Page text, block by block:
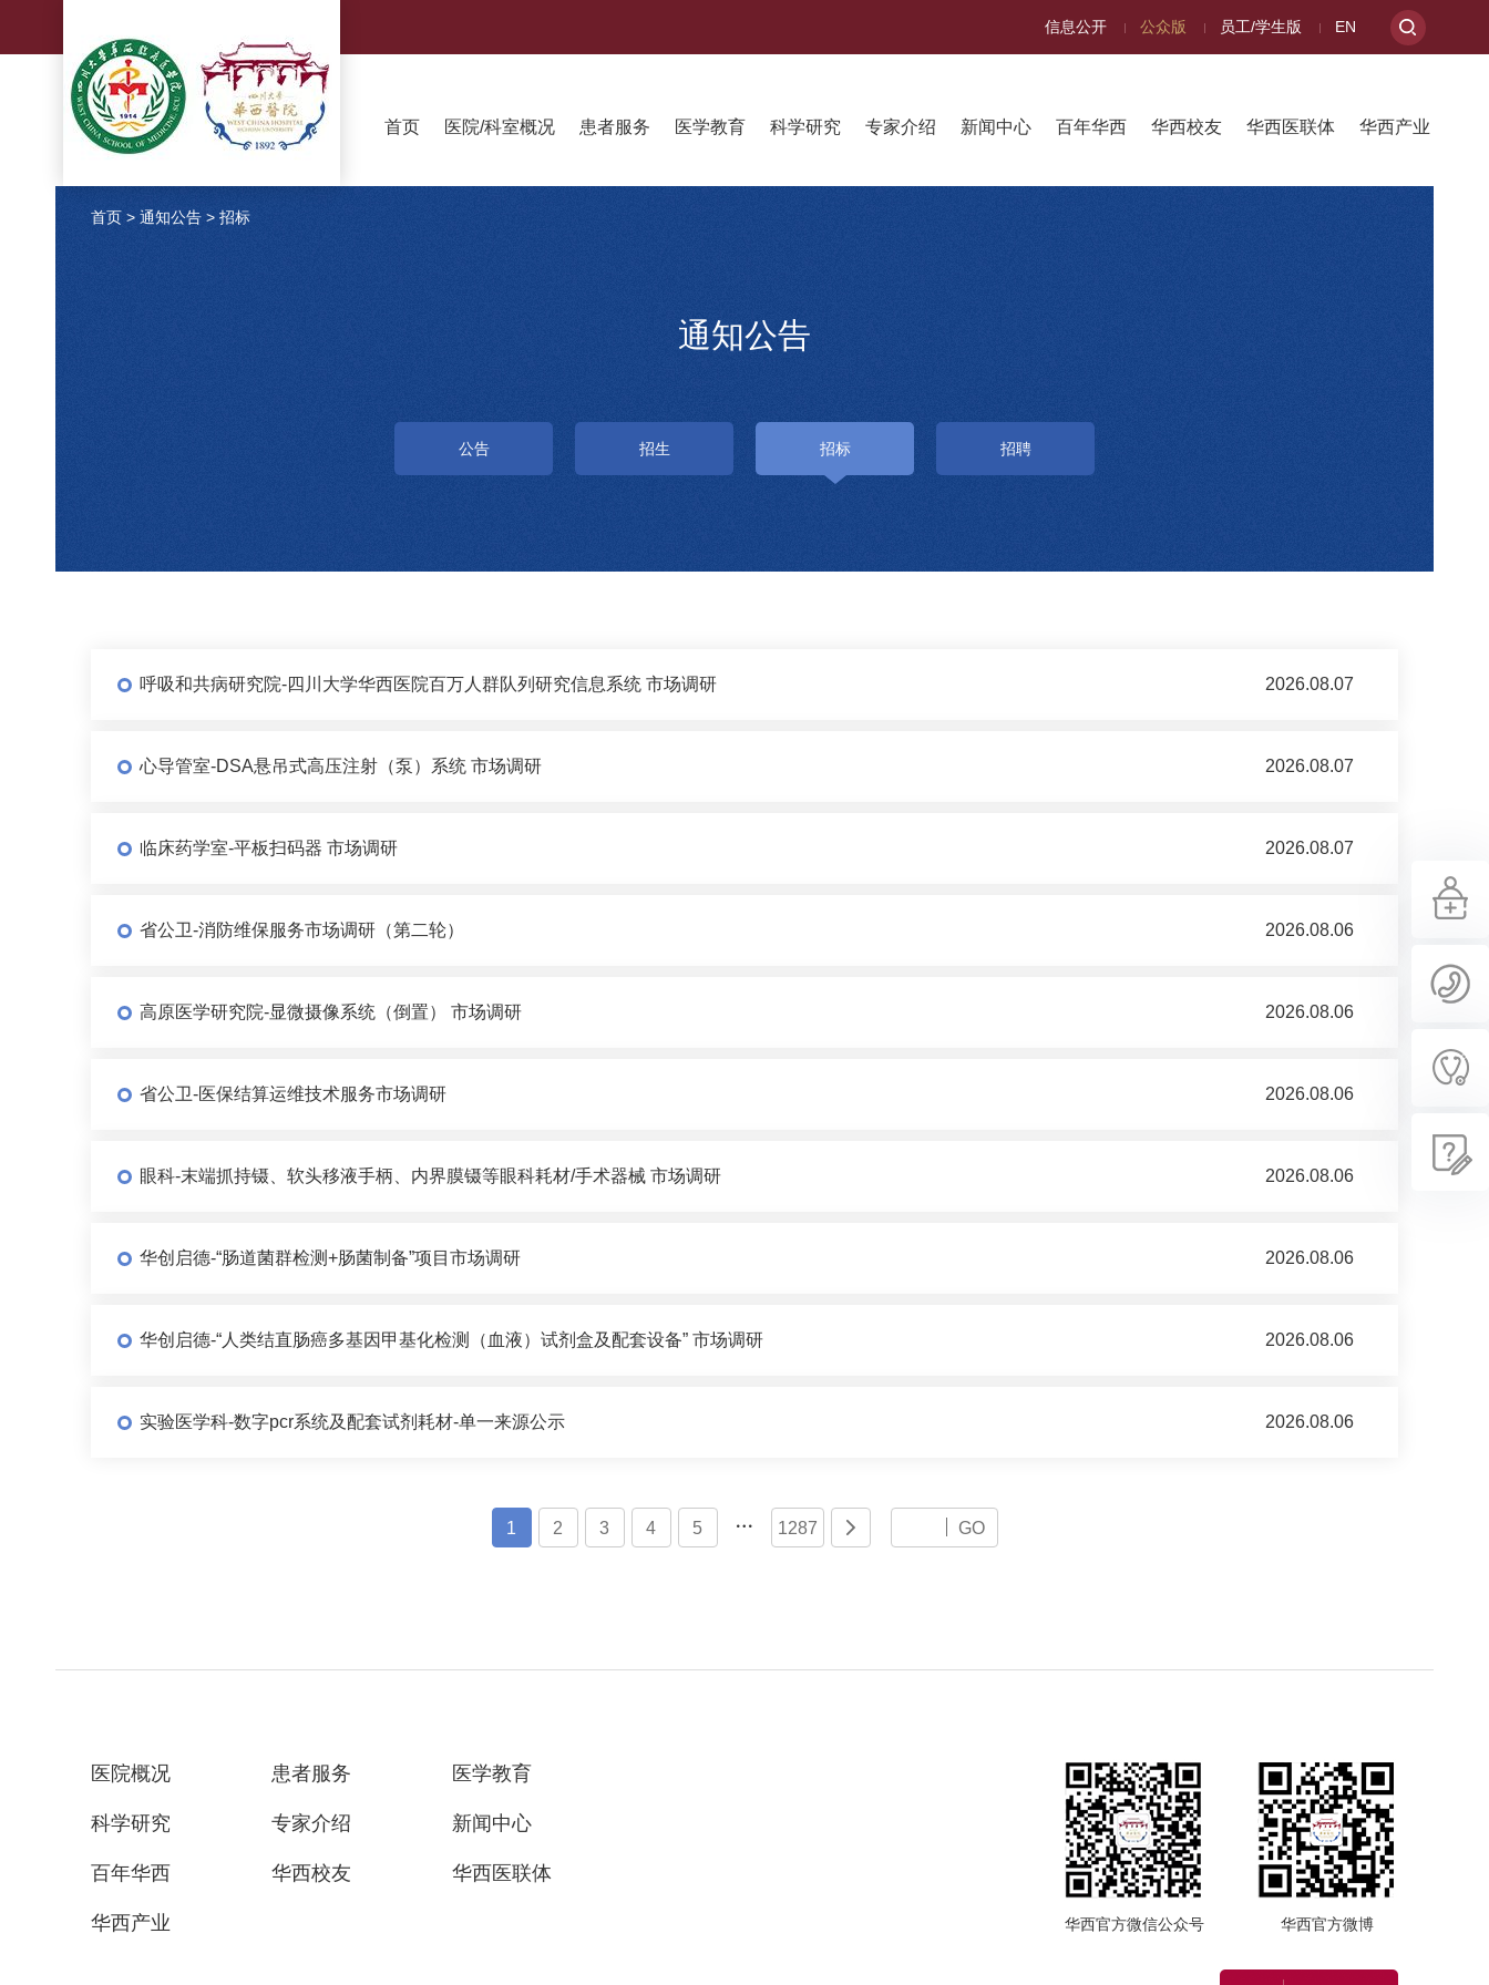
信息公开 公众版 员工/学生版 EN
首页 医院/科室概况 患者服务 医学教育 科学研究 专家介绍 新闻中心 百年华西 华西校友 华西医联体 华西产业
首页 > 通知公告 > 招标
通知公告
公告 招生 招标 招聘
呼吸和共病研究院-四川大学华西医院百万人群队列研究信息系统 市场调研 2026.08.07
心导管室-DSA悬吊式高压注射（泵）系统 市场调研 2026.08.07
临床药学室-平板扫码器 市场调研 2026.08.07
省公卫-消防维保服务市场调研（第二轮） 2026.08.06
高原医学研究院-显微摄像系统（倒置） 市场调研 2026.08.06
省公卫-医保结算运维技术服务市场调研 2026.08.06
眼科-末端抓持镊、软头移液手柄、内界膜镊等眼科耗材/手术器械 市场调研 2026.08.06
华创启德-“肠道菌群检测+肠菌制备”项目市场调研 2026.08.06
华创启德-“人类结直肠癌多基因甲基化检测（血液）试剂盒及配套设备” 市场调研 2026.08.06
实验医学科-数字pcr系统及配套试剂耗材-单一来源公示 2026.08.06
1 2 3 4 5  1287  GO
医院概况 患者服务 医学教育
科学研究 专家介绍 新闻中心
百年华西 华西校友 华西医联体
华西产业 华西官方微信公众号 华西官方微博